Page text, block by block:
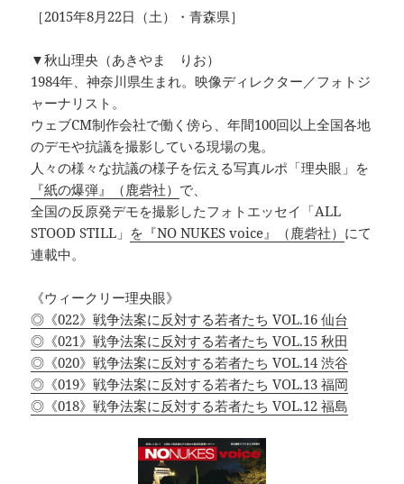
［2015年8月22日（土）・青森県］
▼秋山理央（あきやま りお）
1984年、神奈川県生まれ。映像ディレクター／フォトジ
ャーナリスト。
ウェブCM制作会社で働く傍ら、年間100回以上全国各地
のデモや抗議を撮影している現場の鬼。
人々の様々な抗議の様子を伝える写真ルポ「理央眼」を
『紙の爆弾』（鹿砦社） で、
全国の反原発デモを撮影したフォトエッセイ「ALL
STOOD STILL」 を『NO NUKES voice』（鹿砦社） にて
連載中。
《ウィークリー理央眼》
◎《022》戦争法案に反対する若者たち VOL.16 仙台
◎《021》戦争法案に反対する若者たち VOL.15 秋田
◎《020》戦争法案に反対する若者たち VOL.14 渋谷
◎《019》戦争法案に反対する若者たち VOL.13 福岡
◎《018》戦争法案に反対する若者たち VOL.12 福島